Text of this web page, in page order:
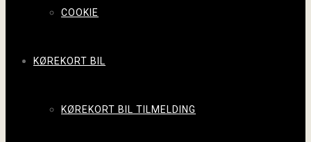
COOKIE
KØREKORT BIL
KØREKORT BIL TILMELDING